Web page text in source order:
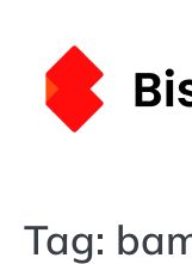
content
Tag: